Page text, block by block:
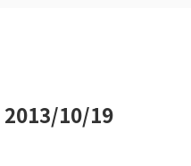
2013/10/19